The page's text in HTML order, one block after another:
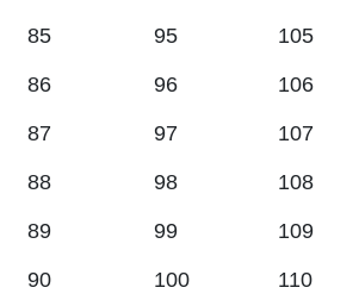
85 95 105
86 96 106
87 97 107
88 98 108
89 99 109
90 100 110